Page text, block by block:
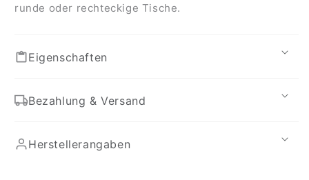
runde oder rechteckige Tische.
Eigenschaften
Bezahlung & Versand
Herstellerangaben